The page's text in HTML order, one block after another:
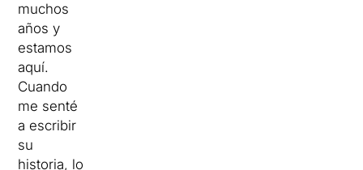
muchos
años y
estamos
aquí.
Cuando
me senté
a escribir
su
historia, lo